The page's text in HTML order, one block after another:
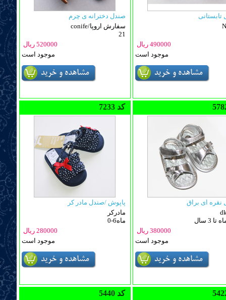
صندل دخترانه ی چرم
conife/سفارش اروپا
21
520000 ریال
موجود است
تابستانی
490000 ریال
موجود است
7233 کد
پاپوش /صندل مادر کر
مادرکر
0-6ماه
280000 ریال
موجود است
نقره ای براق
380000 ریال
موجود است
5440 کد